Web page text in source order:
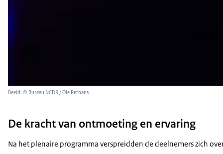
Beeld: © Bureau NCDR / Ole Rethans
De kracht van ontmoeting en ervaring
Na het plenaire programma verspreidden de deelnemers zich